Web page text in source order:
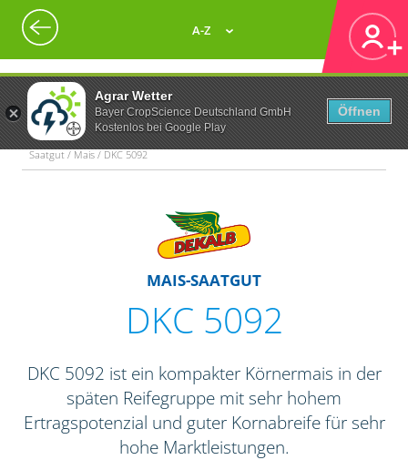
Agrar Wetter
Bayer CropScience Deutschland GmbH
Kostenlos bei Google Play
Öffnen
A-Z
Saatgut / Mais / DKC 5092
MAIS-SAATGUT
DKC 5092
DKC 5092 ist ein kompakter Körnermais in der
späten Reifegruppe mit sehr hohem
Ertragspotenzial und guter Kornabreife für sehr
hohe Marktleistungen.